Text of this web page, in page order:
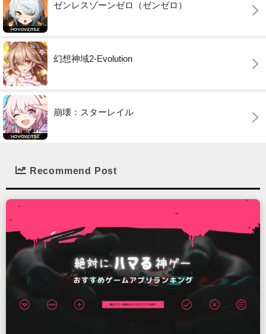
ゼンレスゾーンゼロ（ゼンゼロ）
幻想神域2-Evolution
崩壊：スターレイル
Recommend Post